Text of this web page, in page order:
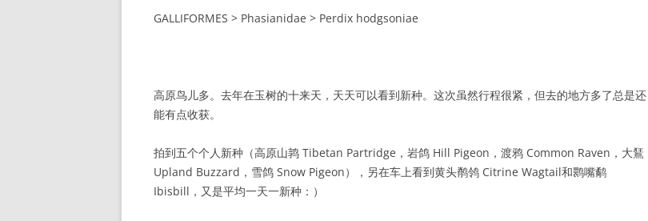
GALLIFORMES > Phasianidae > Perdix hodgsoniae
高原鸟儿多。去年在玉树的十来天，天天可以看到新种。这次虽然行程很紧，但去的地方多了总是还
能有点收获。
拍到五个个人新种（高原山鹑 Tibetan Partridge，岩鸽 Hill Pigeon，渡鸦 Common Raven，大鵟
Upland Buzzard，雪鸽 Snow Pigeon），另在车上看到黄头鹡鸰 Citrine Wagtail和鹮嘴鹬
Ibisbill，又是平均一天一新种：）